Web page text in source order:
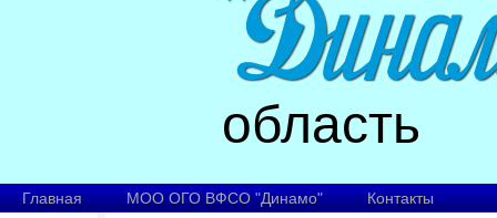
область
Главная МОО ОГО ВФСО "Динамо" Контакты